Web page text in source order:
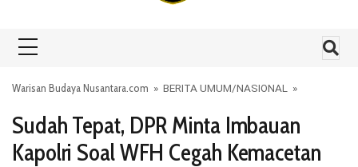
Warisan Budaya Nusantara.com » BERITA UMUM/NASIONAL »
Sudah Tepat, DPR Minta Imbauan
Kapolri Soal WFH Cegah Kemacetan